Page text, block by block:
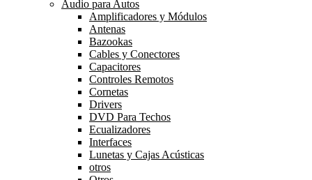
Audio para Autos
Amplificadores y Módulos
Antenas
Bazookas
Cables y Conectores
Capacitores
Controles Remotos
Cornetas
Drivers
DVD Para Techos
Ecualizadores
Interfaces
Lunetas y Cajas Acústicas
otros